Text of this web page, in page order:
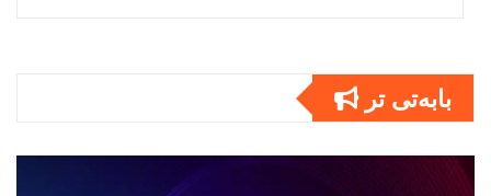
بابەتى تر